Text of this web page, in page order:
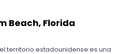
Beach, Florida
territorio estadounidense es una